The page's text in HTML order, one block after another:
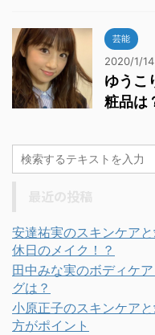
芸能
2020/1/14
ゆうこ
粧品は
安達祐実のスキンケア
休日のメイク！？
田中みな実のボディケ
グは？
小原正子のスキンケア
方がポイント